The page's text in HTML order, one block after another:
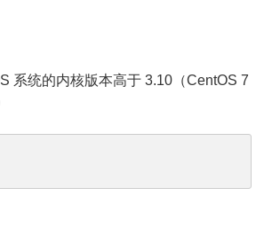
系统的内核版本高于 3.10（CentOS 7